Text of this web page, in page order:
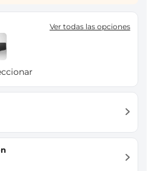
Ver todas las opciones